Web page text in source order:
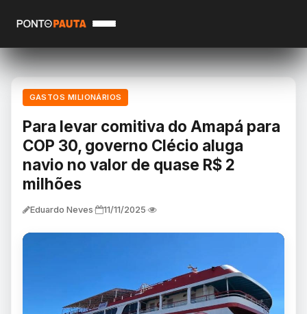
GASTOS MILIONÁRIOS
Para levar comitiva do Amapá para
COP 30, governo Clécio aluga
navio no valor de quase R$ 2
milhões
Eduardo Neves· 11/11/2025·